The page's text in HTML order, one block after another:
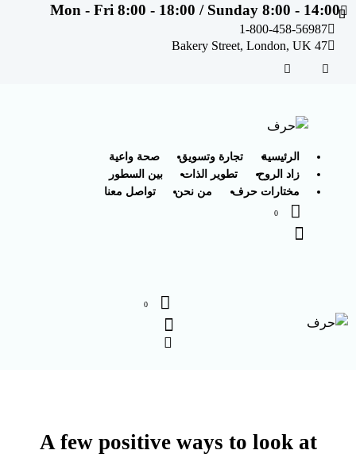
Mon - Fri 8:00 - 18:00 / Sunday 8:00 - 14:00
1-800-458-56987
47 Bakery Street, London, UK
الرئيسية تجارة وتسويق
صحة واعية
زاد الروح
تطوير الذات
بين السطور
مختارات حرف
من نحن تواصل معنا
0
0
A few positive ways to look at